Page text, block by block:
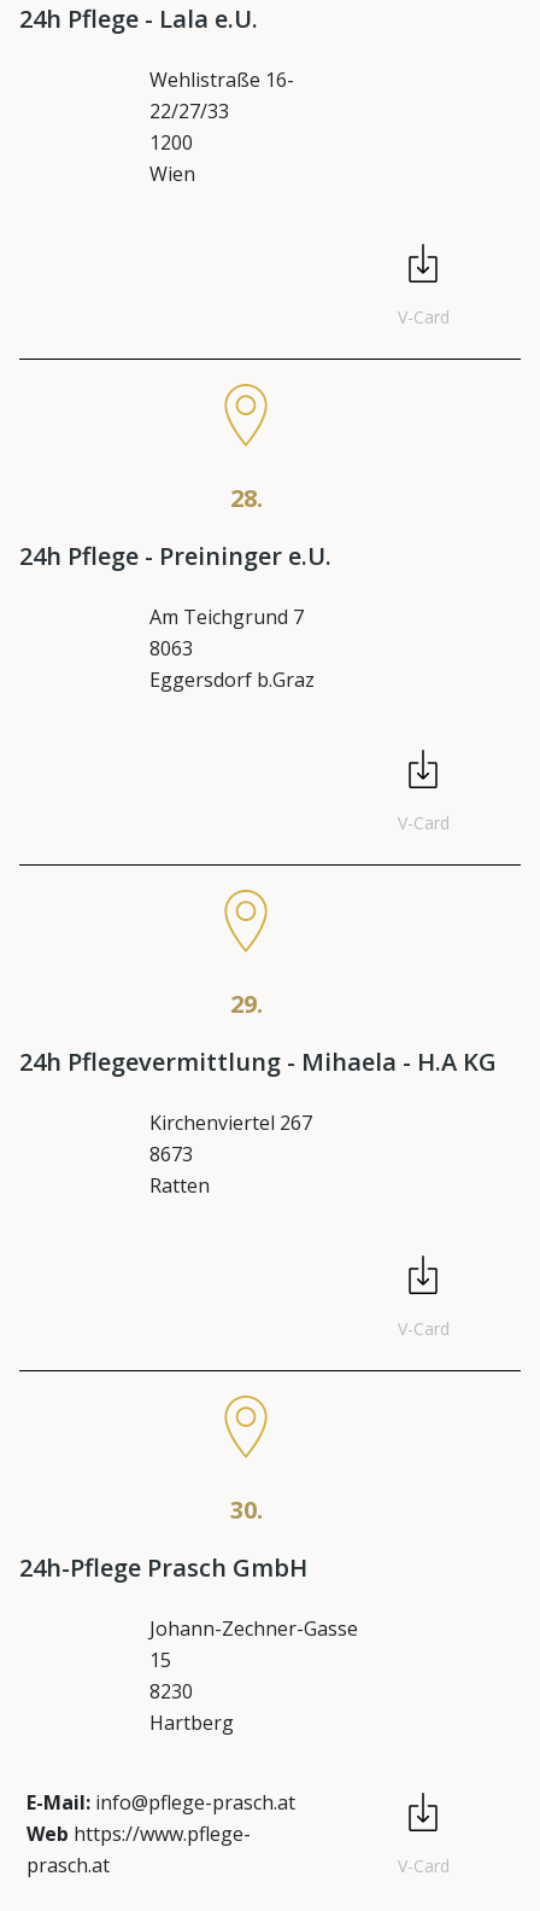
24h Pflege - Lala e.U.
Wehlistraße 16-
22/27/33
1200
Wien
V-Card
28.
24h Pflege - Preininger e.U.
Am Teichgrund 7
8063
Eggersdorf b.Graz
V-Card
29.
24h Pflegevermittlung - Mihaela - H.A KG
Kirchenviertel 267
8673
Ratten
V-Card
30.
24h-Pflege Prasch GmbH
Johann-Zechner-Gasse
15
8230
Hartberg
E-Mail: info@pflege-prasch.at
Web https://www.pflege-
prasch.at
V-Card